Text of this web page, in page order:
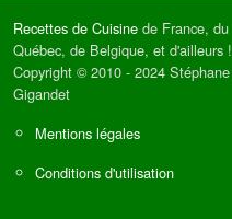
Recettes de Cuisine de France, du
Québec, de Belgique, et d'ailleurs !
Copyright © 2010 - 2024 Stéphane
Gigandet
Mentions légales
Conditions d'utilisation